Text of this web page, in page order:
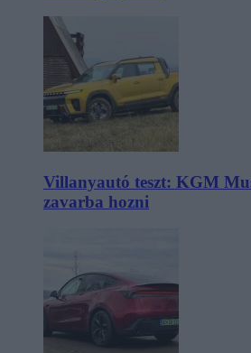
Villanyautó teszt: KGM
zavarba hozni